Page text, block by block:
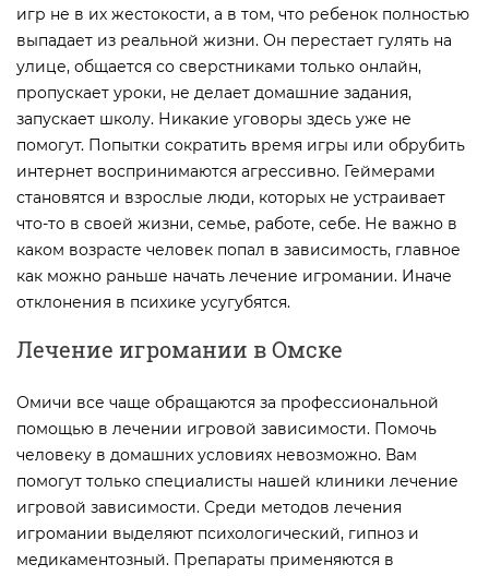
игр не в их жестокости, а в том, что ребенок полностью
выпадает из реальной жизни. Он перестает гулять на
улице, общается со сверстниками только онлайн,
пропускает уроки, не делает домашние задания,
запускает школу. Никакие уговоры здесь уже не
помогут. Попытки сократить время игры или обрубить
интернет воспринимаются агрессивно. Геймерами
становятся и взрослые люди, которых не устраивает
что-то в своей жизни, семье, работе, себе. Не важно в
каком возрасте человек попал в зависимость, главное
как можно раньше начать лечение игромании. Иначе
отклонения в психике усугубятся.
Лечение игромании в Омске
Омичи все чаще обращаются за профессиональной
помощью в лечении игровой зависимости. Помочь
человеку в домашних условиях невозможно. Вам
помогут только специалисты нашей клиники лечение
игровой зависимости. Среди методов лечения
игромании выделяют психологический, гипноз и
медикаментозный. Препараты применяются в